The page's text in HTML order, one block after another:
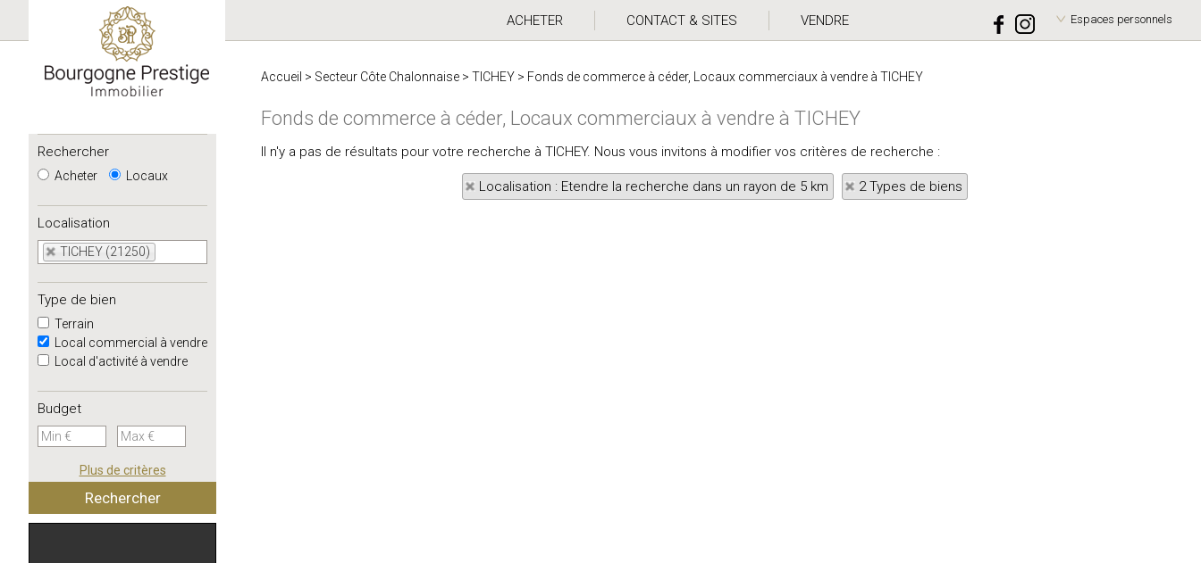
Espaces personnels
ACHETER CONTACT & SITES VENDRE
Rechercher
Acheter Locaux
Localisation
TICHEY (21250)
Type de bien
Terrain
Local commercial à vendre
Local d'activité à vendre
Budget
Plus de critères
Accueil > Secteur Côte Chalonnaise > TICHEY > Fonds de commerce à céder, Locaux commerciaux à vendre à TICHEY
Fonds de commerce à céder, Locaux commerciaux à vendre à TICHEY
Il n'y a pas de résultats pour votre recherche à TICHEY. Nous vous invitons à modifier vos critères de recherche :
Localisation : Etendre la recherche dans un rayon de 5 km 2 Types de biens